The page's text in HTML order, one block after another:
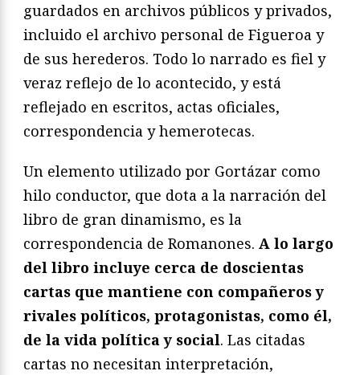
guardados en archivos públicos y privados,
incluido el archivo personal de Figueroa y
de sus herederos. Todo lo narrado es fiel y
veraz reflejo de lo acontecido, y está
reflejado en escritos, actas oficiales,
correspondencia y hemerotecas.
Un elemento utilizado por Gortázar como
hilo conductor, que dota a la narración del
libro de gran dinamismo, es la
correspondencia de Romanones. A lo largo
del libro incluye cerca de doscientas
cartas que mantiene con compañeros y
rivales políticos, protagonistas, como él,
de la vida política y social. Las citadas
cartas no necesitan interpretación,